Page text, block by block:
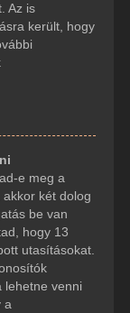
Az is
került, hogy
e meg a
két dolog
be van
hogy 13
utasításokat.
lehetne venni
a